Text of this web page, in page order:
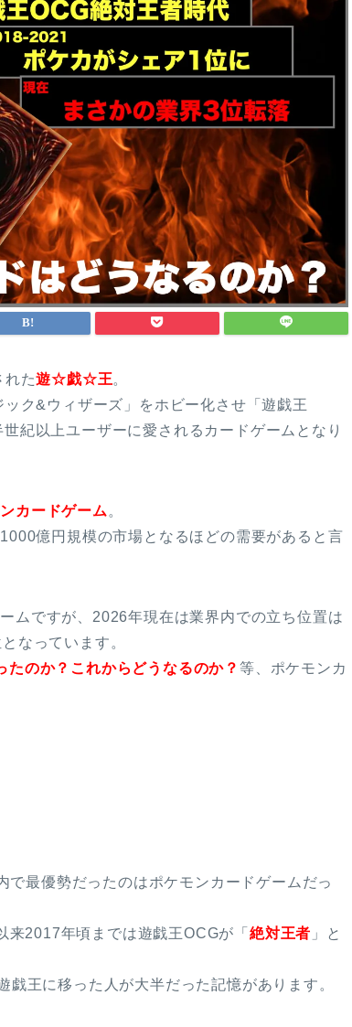
れた遊☆戯☆王。
ク&ウィザーズ」をホビー化させ「遊戯王
紀以上ユーザーに愛されるカードゲームとなり
カードゲーム 。
億円規模の市場となるほどの需要があると言
ムですが、2026年現在は業界内での立ち位置は
なっています。
のか？これからどうなるのか？ 等、ポケモンカ
最優勢だったのはポケモンカードゲームだっ
2017年頃までは遊戯王OCGが「 絶対王者 」と
王に移った人が大半だった記憶があります。